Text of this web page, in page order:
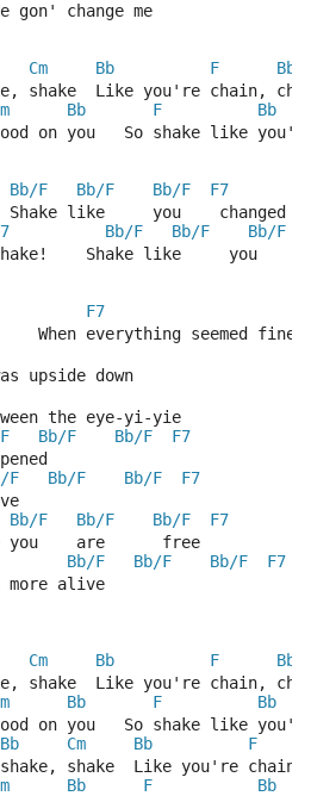
gon' change me
Cm Bb F
Bb
shake  Like you're chain,
Bb F
Bb
on you   So shake like
Bb/F Bb/F Bb/F
F7
Shake like     you    changed
Bb/F Bb/F Bb/F
like     you
F7
When everything seemed fine
upside down
the eye-yi-yie
Bb/F Bb/F
F7
it happened
F Bb/F Bb/F
F7
Bb/F Bb/F Bb/F
F7
you    are
Bb/F Bb/F Bb/F
F7
more alive
Cm Bb F
Bb
shake  Like you're chain,
Bb F
Bb
on you   So shake like
Bb Cm Bb
F
shake, shake  Like you're
Bb F
Bb